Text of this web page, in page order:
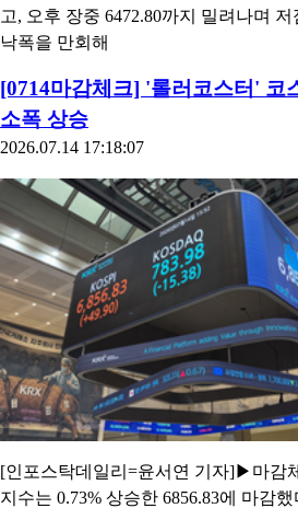
고, 오후 장중 6472.80까지 밀려나며
낙폭을 만회해
[0714마감체크] '롤러코스터' 코
소폭 상승
2026.07.14 17:18:07
[인포스탁데일리=윤서연 기자]▶마감
지수는 0.73% 상승한 6856.83에 마감